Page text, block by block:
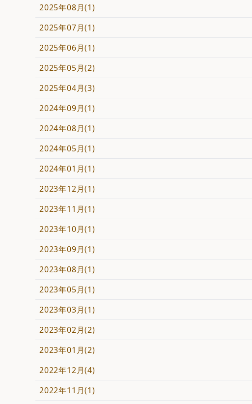
2025年08月(1)
2025年07月(1)
2025年06月(1)
2025年05月(2)
2025年04月(3)
2024年09月(1)
2024年08月(1)
2024年05月(1)
2024年01月(1)
2023年12月(1)
2023年11月(1)
2023年10月(1)
2023年09月(1)
2023年08月(1)
2023年05月(1)
2023年03月(1)
2023年02月(2)
2023年01月(2)
2022年12月(4)
2022年11月(1)